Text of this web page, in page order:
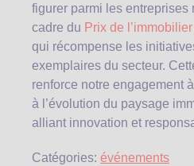
figurer parmi les entreprises
cadre du Prix de
qui récompense les
exemplaires du secteur.
renforce notre engagement
à l’évolution du paysage
alliant innovation et
Catégories: événements